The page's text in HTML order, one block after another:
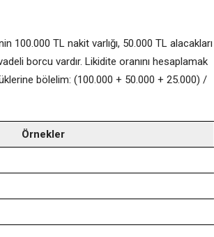
100.000 TL nakit varlığı, 50.000 TL alacakları
borcu vardır. Likidite oranını hesaplamak
bölelim: (100.000 + 50.000 + 25.000) /
Örnekler